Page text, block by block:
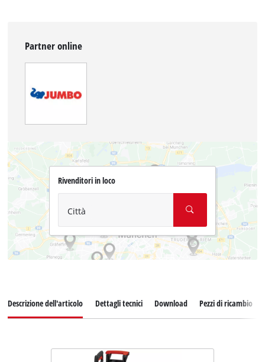
Partner online
Rivenditori in loco
Città
Descrizione dell'articolo Dettagli tecnici Download Pezzi di ricambio